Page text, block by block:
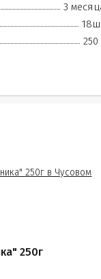
3
250
250г